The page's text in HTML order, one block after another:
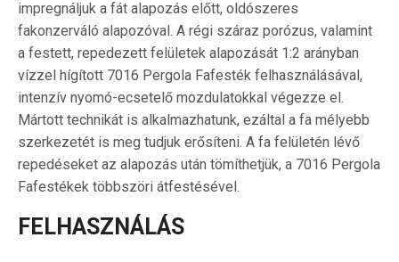
impregnáljuk a fát alapozás előtt, oldószeres
fakonzerváló alapozóval. A régi száraz porózus, valamint
a festett, repedezett felületek alapozását 1:2 arányban
vízzel hígított 7016 Pergola Fafesték felhasználásával,
intenzív nyomó-ecsetelő mozdulatokkal végezze el.
Mártott technikát is alkalmazhatunk, ezáltal a fa mélyebb
szerkezetét is meg tudjuk erősíteni. A fa felületén lévő
repedéseket az alapozás után tömíthetjük, a 7016 Pergola
Fafestékek többszöri átfestésével.
FELHASZNÁLÁS